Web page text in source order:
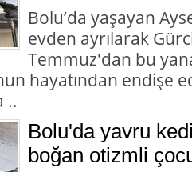
Bolu’da yaşayan
evden ayrılarak
Temmuz'dan bu
hayatından endişe
..
Bolu'da yavru
boğan otizmli